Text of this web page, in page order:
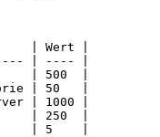
| Wert |
| ---- |
| 500  |
| 50   |
| 1000 |
| 250  |
| 5    |